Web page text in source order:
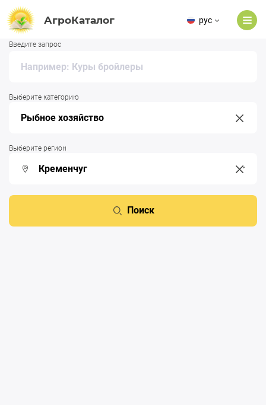
АгроКаталог рус
Введите запрос
Выберите категорию
Выберите регион
Поиск